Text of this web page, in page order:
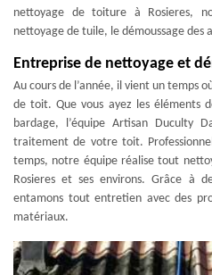
nettoyage de toiture à Rosieres,
nettoyage de tuile, le démoussage des
Entreprise de nettoyage et
Au cours de l’année, il vient un temps
de toit. Que vous ayez les éléments
bardage, l’équipe Artisan Duculty
traitement de votre toit.
temps, notre équipe réalise tout
Rosieres et ses environs. Grâce à
entamons tout entretien avec des
matériaux.